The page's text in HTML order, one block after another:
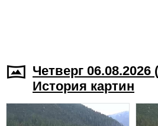
Четверг 06.08.2026
История картин